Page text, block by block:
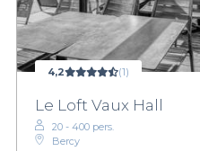
4,2 (1)
Le Loft Vaux Hall
20 - 400 pers.
Bercy